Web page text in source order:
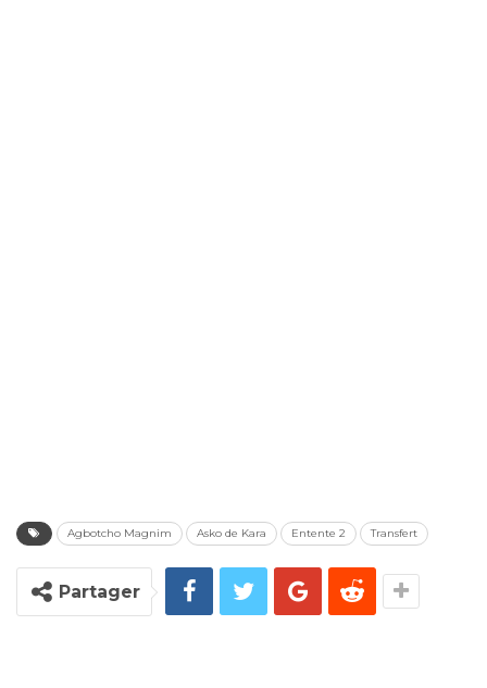
Agbotcho Magnim Asko de Kara Entente 2 Transfert
Partager